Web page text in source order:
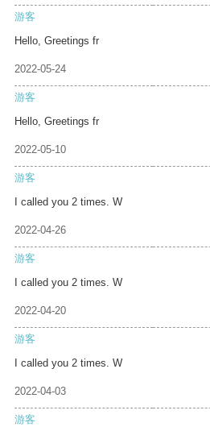
游客
Hello, Greetings fr
2022-05-24
游客
Hello, Greetings fr
2022-05-10
游客
I called you 2 times. W
2022-04-26
游客
I called you 2 times. W
2022-04-20
游客
I called you 2 times. W
2022-04-03
游客